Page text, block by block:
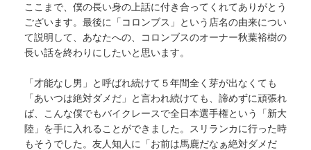
ここまで、僕の長い身の上話に付き合ってくれてありがとう
ございます。最後に「コロンブス」という店名の由来につい
て説明して、あなたへの、コロンブスのオーナー秋葉裕樹の
長い話を終わりにしたいと思います。
「才能なし男」と呼ばれ続けて５年間全く芽が出なくても
「あいつは絶対ダメだ」と言われ続けても、諦めずに頑張れ
ば、こんな僕でもバイクレースで全日本選手権という「新大
陸」を手に入れることができました。スリランカに行った時
もそうでした。友人知人に「お前は馬鹿だなぁ絶対ダメだ